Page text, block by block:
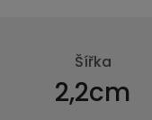
Šířka
2,2cm